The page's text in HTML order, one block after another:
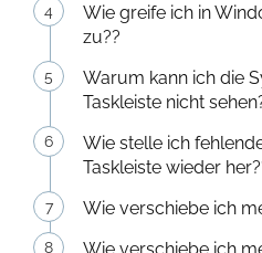
Wie greife ich in
zu??
Warum kann ich die
Taskleiste nicht
Wie stelle ich
Taskleiste wieder
Wie verschiebe ich